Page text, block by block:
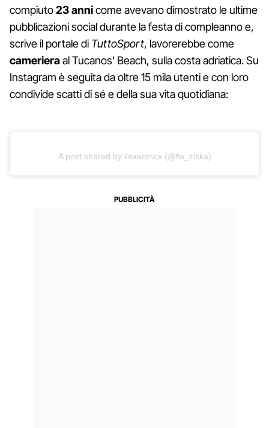
compiuto23 annicome avevano dimostrato le ultime
pubblicazioni social durante la festa di compleanno e,
scrive il portale di TuttoSport, lavorerebbe come
camerieraal Tucanos' Beach, sulla costa adriatica. Su
Instagram è seguita da oltre 15 mila utenti e con loro
condivide scatti di sé e della sua vita quotidiana:
A post shared by ꜰʀᴀɴᴄᴇꜱᴄᴀ (@fw_ziska)